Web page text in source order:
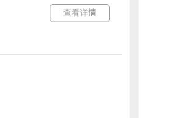
查看详情